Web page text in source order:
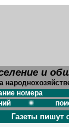
и
номера
Газеты пишут